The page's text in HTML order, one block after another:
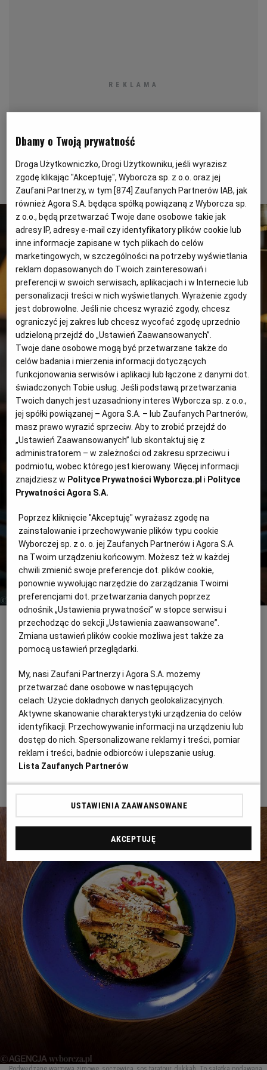
KUCHNIA HISZPAŃSKA
KALISZ
KIELCE
KOSZALIN
KRAKÓW
LUBLIN
ŁÓDŹ
OLSZTYN
OPOLE
PŁOCK
POZNAŃ
RYBNIK
RZESZÓW
SOSNOWIEC
SZCZECIN
TORUŃ
TRÓJMIASTO
WAŁBRZYCH
WARSZAWA
WROCŁAW
ZIELONA GÓRA
KSIĄŻKI. MAGAZYN DO CZYTANIA
SŁÓWKA. MAGAZYN O JĘZYKU
ARCHIWUM
GAZETA.PL
TOK FM
SPORT.PL
PUBLIO.PL
KULTURALNYSKLEP.PL
DZIECKO
ZDROWIE
POGODA
PODRÓŻE
FORUM
Katarzyna Rogowska szef kuchni restauracji Cadenza i Amfora w Katowicach
Grzegorz Celejewski / Agencja Wyborcza.pl / Agencja Wyborcza.pl
Katarzyna Rogowska
*szef kuchni restauracji Cadenza i Amfora
w Katowicach
*zdobywczyni tytułu Kobieta Szef 2019 Gault&Millau
*prowadzoną przez nią kuchnię restauracji Cadenza
wyróżnił Żółty Przewodnik Gault&Millau, przyznając
jej dwie czapki
Dbamy o Twoją prywatność
Droga Użytkowniczko, Drogi Użytkowniku, jeśli wyrazisz
zgodę klikając "Akceptuję", Wyborcza sp. z o.o. oraz jej
Zaufani Partnerzy, w tym [874] Zaufanych Partnerów IAB, jak
również Agora S.A. będąca spółką powiązaną z Wyborcza sp.
z o.o., będą przetwarzać Twoje dane osobowe takie jak
adresy IP, adresy e-mail czy identyfikatory plików cookie lub
inne informacje zapisane w tych plikach do celów
marketingowych, w szczególności na potrzeby wyświetlania
reklam dopasowanych do Twoich zainteresowań i
preferencji w swoich serwisach, aplikacjach i w Internecie lub
personalizacji treści w nich wyświetlanych. Wyrażenie zgody
jest dobrowolne. Jeśli nie chcesz wyrazić zgody, chcesz
ograniczyć jej zakres lub chcesz wycofać zgodę uprzednio
udzieloną przejdź do „Ustawień Zaawansowanych”.
Twoje dane osobowe mogą być przetwarzane także do
celów badania i mierzenia informacji dotyczących
funkcjonowania serwisów i aplikacji lub łączone z danymi dot.
świadczonych Tobie usług. Jeśli podstawą przetwarzania
Twoich danych jest uzasadniony interes Wyborcza sp. z o.o.,
jej spółki powiązanej – Agora S.A. – lub Zaufanych Partnerów,
masz prawo wyrazić sprzeciw. Aby to zrobić przejdź do
„Ustawień Zaawansowanych” lub skontaktuj się z
administratorem – w zależności od zakresu sprzeciwu i
podmiotu, wobec którego jest kierowany. Więcej informacji
znajdziesz w Polityce Prywatności Wyborcza.pl i Polityce
Prywatności Agora S.A.
Poprzez kliknięcie "Akceptuję" wyrażasz zgodę na
zainstalowanie i przechowywanie plików typu cookie
Wyborczej sp. z o. o. jej Zaufanych Partnerów i Agora S.A.
na Twoim urządzeniu końcowym. Możesz też w każdej
chwili zmienić swoje preferencje dot. plików cookie,
ponownie wywołując narzędzie do zarządzania Twoimi
preferencjami dot. przetwarzania danych poprzez
odnośnik „Ustawienia prywatności” w stopce serwisu i
przechodząc do sekcji „Ustawienia zaawansowane”.
Zmiana ustawień plików cookie możliwa jest także za
pomocą ustawień przeglądarki.
My, nasi Zaufani Partnerzy i Agora S.A. możemy
przetwarzać dane osobowe w następujących
celach:Użycie dokładnych danych geolokalizacyjnych.
Aktywne skanowanie charakterystyki urządzenia do celów
identyfikacji. Przechowywanie informacji na urządzeniu lub
dostęp do nich. Spersonalizowane reklamy i treści, pomiar
reklam i treści, badnie odbiorców i ulepszanie usług.
Lista Zaufanych Partnerów
USTAWIENIA ZAAWANSOWANE
AKCEPTUJĘ